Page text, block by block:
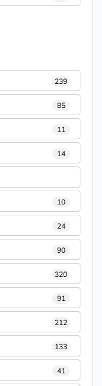
239
85
11
14
10
24
90
320
91
212
133
41